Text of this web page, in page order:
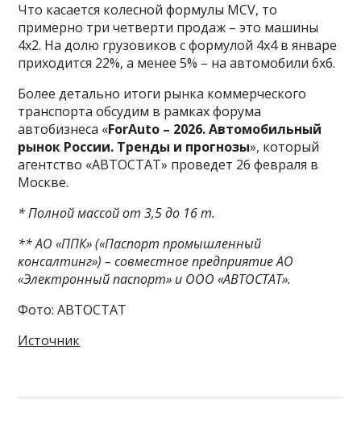
Что касается колесной формулы MCV, то
примерно три четверти продаж – это машины
4х2. На долю грузовиков с формулой 4х4 в январе
приходится 22%, а менее 5% – на автомобили 6х6.
Более детально итоги рынка коммерческого
транспорта обсудим в рамках форума
автобизнеса «ForAuto – 2026. Автомобильный
рынок России. Тренды и прогнозы», который
агентство «АВТОСТАТ» проведет 26 февраля в
Москве.
* Полной массой от 3,5 до 16 т.
** АО «ППК» («Паспорт промышленный
консалтинг») – совместное предприятие АО
«Электронный паспорт» и ООО «АВТОСТАТ».
Фото: АВТОСТАТ
Источник